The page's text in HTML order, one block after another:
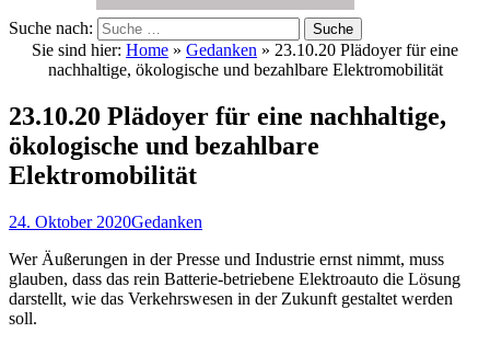
Suche nach:
Sie sind hier: Home » Gedanken » 23.10.20 Plädoyer für eine
nachhaltige, ökologische und bezahlbare Elektromobilität
23.10.20 Plädoyer für eine nachhaltige,
ökologische und bezahlbare
Elektromobilität
24. Oktober 2020Gedanken
Wer Äußerungen in der Presse und Industrie ernst nimmt, muss
glauben, dass das rein Batterie-betriebene Elektroauto die Lösung
darstellt, wie das Verkehrswesen in der Zukunft gestaltet werden
soll.